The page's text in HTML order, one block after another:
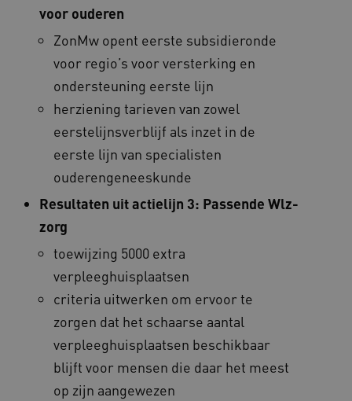
voor ouderen
ZonMw opent eerste subsidieronde
voor regio’s voor versterking en
ondersteuning eerste lijn
herziening tarieven van zowel
eerstelijnsverblijf als inzet in de
eerste lijn van specialisten
ouderengeneeskunde
Resultaten uit actielijn 3: Passende Wlz-
zorg
toewijzing 5000 extra
verpleeghuisplaatsen
criteria uitwerken om ervoor te
zorgen dat het schaarse aantal
verpleeghuisplaatsen beschikbaar
blijft voor mensen die daar het meest
op zijn aangewezen
__Secure-ROLLOUT_TOKEN
ARRAffinity
AWSALBCORS
Amazon.com Inc.
m906.waardigheidentrots.nl
Google Privacy Policy